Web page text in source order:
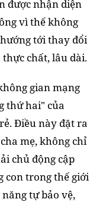
được nhận diện
vì thế không
tới thay đổi
chất, lâu dài.
gian mạng
thứ hai" của
Điều này đặt ra
mẹ, không chỉ
chủ động cập
con trong thế giới
tự bảo vệ,